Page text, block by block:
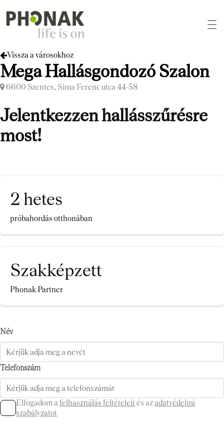
Vissza a városokhoz
Mega Hallásgondozó Szalon
6600 Szentes, Sima Ferenc utca 44-58
Jelentkezzen hallásszűrésre
most!
2 hetes
próbahordás otthonában
Szakképzett
Phonak Partner
Név
Telefonszám
Elfogadom a felhasználás feltételeités azadatvédelmi
szabályzatot